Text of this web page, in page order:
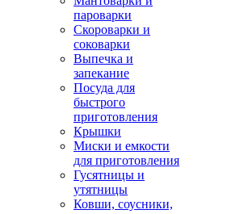
пароварки
Скороварки и
соковарки
Выпечка и
запекание
Посуда для
быстрого
приготовления
Крышки
Миски и емкости
для приготовления
Гусятницы и
утятницы
Ковши, соусники,